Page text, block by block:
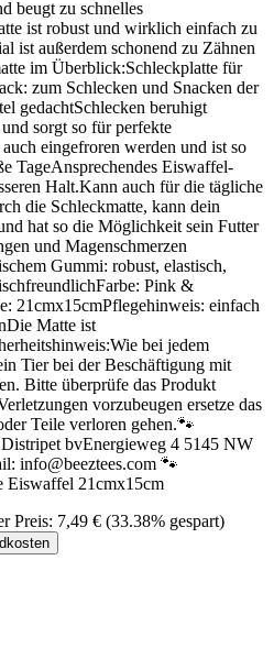
beugt zu schnelles
ist robust und wirklich einfach zu
ist außerdem schonend zu Zähnen
im Überblick:Schleckplatte für
zum Schlecken und Snacken der
gedachtSchlecken beruhigt
sorgt so für perfekte
eingefroren werden und ist so
TageAnsprechendes Eiswaffel-
Halt.Kann auch für die tägliche
die Schleckmatte, kann dein
hat so die Möglichkeit sein Futter
und Magenschmerzen
Gummi: robust, elastisch,
Pink &
21cmx15cmPflegehinweis: einfach
Matte ist
bei jedem
Tier bei der Beschäftigung mit
Bitte überprüfe das Produkt
vorzubeugen ersetze das
Teile verloren gehen.🐾
bvEnergieweg 4 5145 NW
info@beeztees.com 🐾
Eiswaffel 21cmx15cm
Preis: 7,49 € (33.38% gespart)